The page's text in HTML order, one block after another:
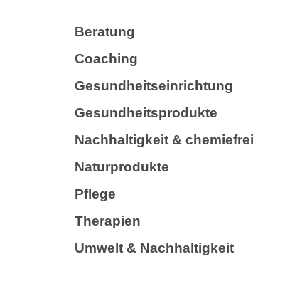
Beratung
Coaching
Gesundheitseinrichtung
Gesundheitsprodukte
Nachhaltigkeit & chemiefrei
Naturprodukte
Pflege
Therapien
Umwelt & Nachhaltigkeit